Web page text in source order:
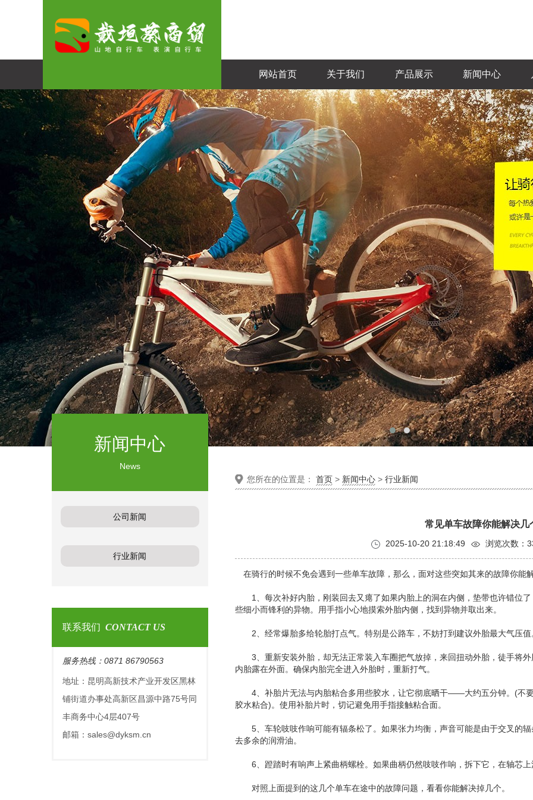
网站首页 关于我们 产品展示 新闻中心
新闻中心
News
公司新闻
行业新闻
联系我们 CONTACT US
服务热线：0871 86790563
地址：昆明高新技术产业开发区黑林
铺街道办事处高新区昌源中路75号同
丰商务中心4层407号
邮箱：sales@dyksm.cn
您所在的位置是： 首页> 新闻中心> 行业新闻
常见单车故障你能解决几
2025-10-20 21:18:49 浏览次数：
在骑行的时候不免会遇到一些单车故障，那么，面对这些突如其来的故障你能
1、每次补好内胎，刚装回去又瘪了如果内胎上的洞在内侧，垫带也许错位了
些细小而锋利的异物。用手指小心地摸索外胎内侧，找到异物并取出来。
2、经常爆胎多给轮胎打点气。特别是公路车，不妨打到建议外胎最大气压值
3、重新安装外胎，却无法正常装入车圈把气放掉，来回扭动外胎，徒手将外
内胎露在外面。确保内胎完全进入外胎时，重新打气。
4、补胎片无法与内胎粘合多用些胶水，让它彻底晒干——大约五分钟。(不
胶水粘合)。使用补胎片时，切记避免用手指接触粘合面。
5、车轮吱吱作响可能有辐条松了。如果张力均衡，声音可能是由于交叉的辐
去多余的润滑油。
6、蹬踏时有响声上紧曲柄螺栓。如果曲柄仍然吱吱作响，拆下它，在轴芯上
对照上面提到的这几个单车在途中的故障问题，看看你能解决掉几个。